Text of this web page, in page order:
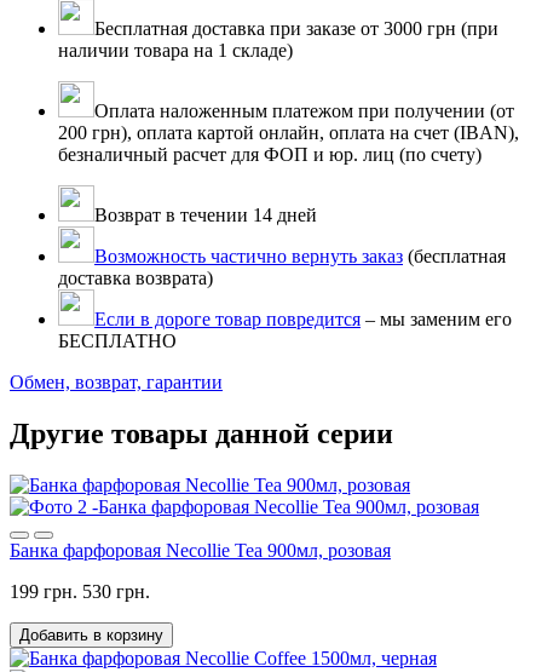
Бесплатная доставка при заказе от 3000 грн (при
наличии товара на 1 складе)
Оплата наложенным платежом при получении (от
200 грн), оплата картой онлайн, оплата на счет (IBAN),
безналичный расчет для ФОП и юр. лиц (по счету)
Возврат в течении 14 дней
Возможность частично вернуть заказ (бесплатная
доставка возврата)
Если в дороге товар повредится – мы заменим его
БЕСПЛАТНО
Обмен, возврат, гарантии
Другие товары данной серии
Банка фарфоровая Necollie Tea 900мл, розовая
199 грн. 530 грн.
Добавить в корзину